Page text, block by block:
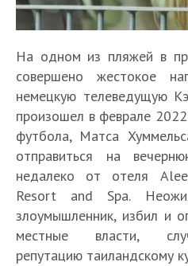
На одном из пляжей в
совершено жестокое
немецкую телеведущую
произошел в феврале
футбола, Матса
отправиться на
недалеко от отеля
Resort and Spa.
злоумышленник, избил и
местные власти,
репутацию таиландскому